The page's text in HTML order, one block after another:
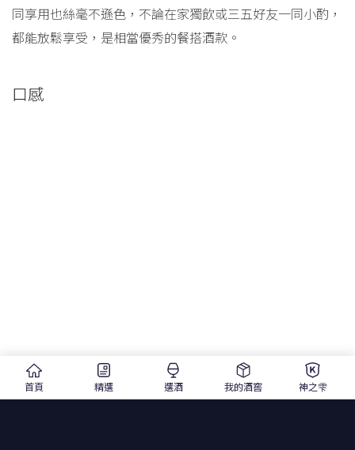
同享用也絲毫不遜色，不論在家獨飲或三五好友一同小酌，
都能放鬆享受，是相當優秀的餐搭酒款。
口感
首頁 精選 選酒 我的酒窖 神之雫